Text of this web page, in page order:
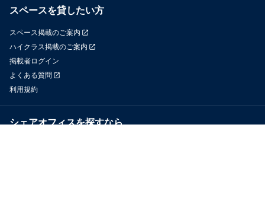
スペースを貸したい方
スペース掲載のご案内
ハイクラス掲載のご案内
掲載者ログイン
よくある質問
利用規約
シェアオフィスを探すなら